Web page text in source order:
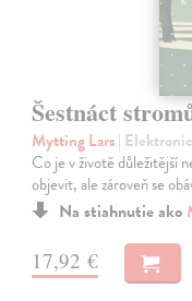
Šestnáct
Mytting Lars|
Co je v životě důležitější
objevit, ale zároveň se
Na stiahnutie ako
17,92 €